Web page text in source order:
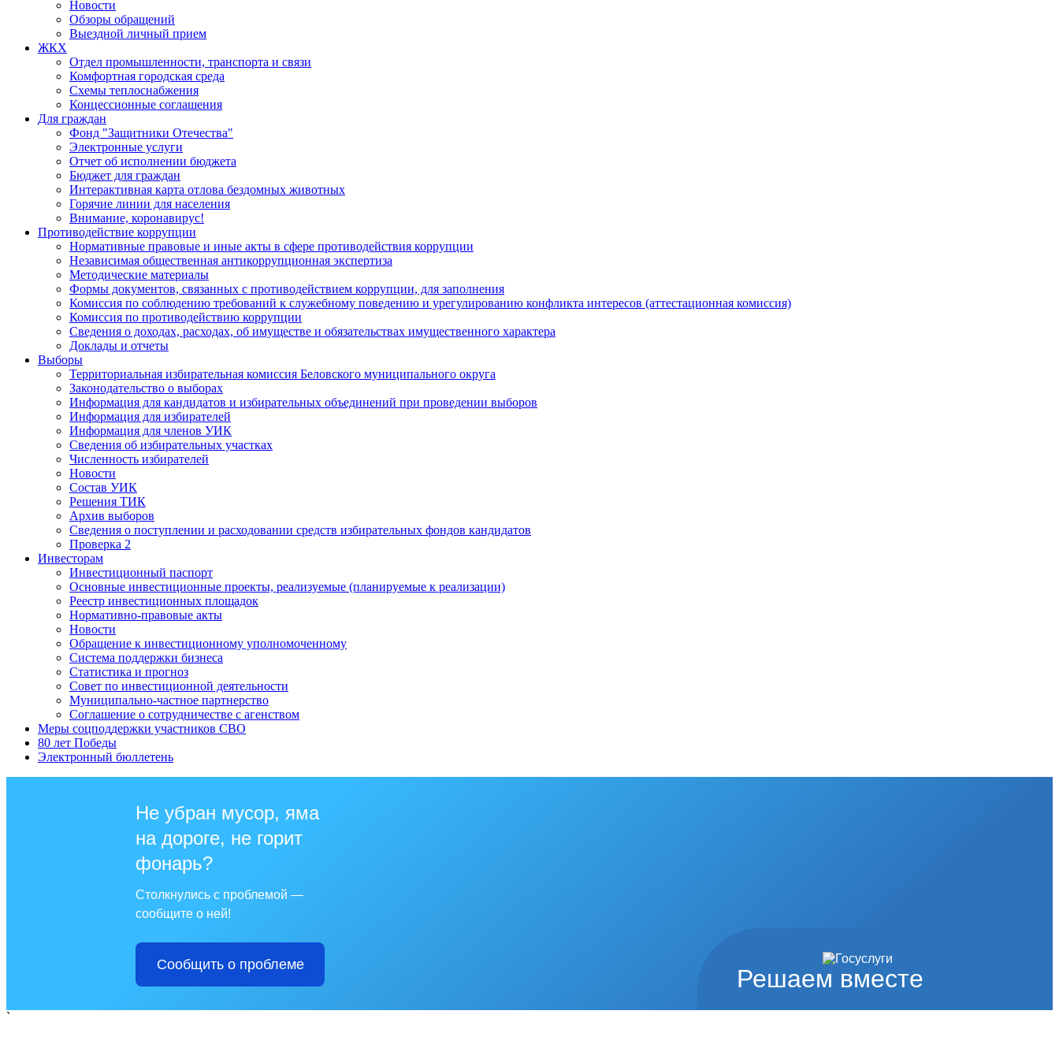
Новости
Обзоры обращений
Выездной личный прием
ЖКХ
Отдел промышленности, транспорта и связи
Комфортная городская среда
Схемы теплоснабжения
Концессионные соглашения
Для граждан
Фонд "Защитники Отечества"
Электронные услуги
Отчет об исполнении бюджета
Бюджет для граждан
Интерактивная карта отлова бездомных животных
Горячие линии для населения
Внимание, коронавирус!
Противодействие коррупции
Нормативные правовые и иные акты в сфере противодействия коррупции
Независимая общественная антикоррупционная экспертиза
Методические материалы
Формы документов, связанных с противодействием коррупции, для заполнения
Комиссия по соблюдению требований к служебному поведению и урегулированию конфликта интересов (аттестационная комиссия)
Комиссия по противодействию коррупции
Сведения о доходах, расходах, об имуществе и обязательствах имущественного характера
Доклады и отчеты
Выборы
Территориальная избирательная комиссия Беловского муниципального округа
Законодательство о выборах
Информация для кандидатов и избирательных объединений при проведении выборов
Информация для избирателей
Информация для членов УИК
Сведения об избирательных участках
Численность избирателей
Новости
Состав УИК
Решения ТИК
Архив выборов
Сведения о поступлении и расходовании средств избирательных фондов кандидатов
Проверка 2
Инвесторам
Инвестиционный паспорт
Основные инвестиционные проекты, реализуемые (планируемые к реализации)
Реестр инвестиционных площадок
Нормативно-правовые акты
Новости
Обращение к инвестиционному уполномоченному
Система поддержки бизнеса
Статистика и прогноз
Совет по инвестиционной деятельности
Муниципально-частное партнерство
Соглашение о сотрудничестве с агенством
Меры соцподдержки участников СВО
80 лет Победы
Электронный бюллетень
Решаем вместе
Не убран мусор, яма
на дороге, не горит
фонарь?
Столкнулись с проблемой —
сообщите о ней!
Сообщить о проблеме
`